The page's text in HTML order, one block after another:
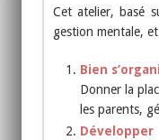
Cet atelier, basé
gestion mentale,
Bien
Donner la
les parents,